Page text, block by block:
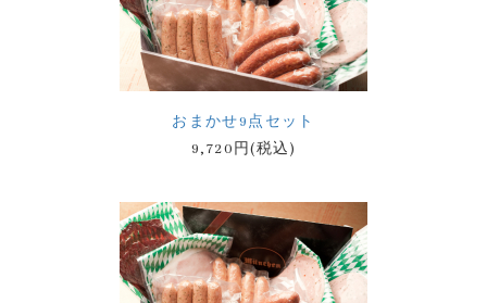
おまかせ9点セット
9,720円(税込)